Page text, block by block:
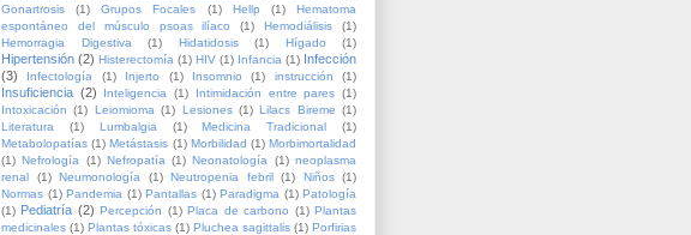
Gonartrosis
(1) Grupos Focales (1) Hellp (1)
Hematoma
espontáneo del músculo psoas ilíaco
(1) Hemodiálisis
(1)
Hemorragia Digestiva
(1) Hidatidosis (1) Hígado (1)
Hipertensión (2) Histerectomía (1) HIV (1) Infancia (1) Infección
(3)
Infectología (1) Injerto (1) Insomnio (1) instrucción (1)
Insuficiencia (2) Inteligencia (1) Intimidación entre pares (1)
Intoxicación (1) Leiomioma (1) Lesiones (1) Lilacs Bireme (1)
Literatura
(1) Lumbalgia (1) Medicina Tradicional
(1)
Metabolopatías (1) Metástasis (1) Morbilidad (1) Morbimortalidad
(1) Nefrología (1) Nefropatía (1) Neonatología (1) neoplasma
renal
(1) Neumonología (1) Neutropenia febril (1) Niños (1)
Normas (1) Pandemia (1) Pantallas (1) Paradigma (1) Patología
(1) Pediatría (2) Percepción (1) Placa de carbono (1) Plantas
medicinales (1) Plantas tóxicas (1) Pluchea sagittalis (1) Porfirias